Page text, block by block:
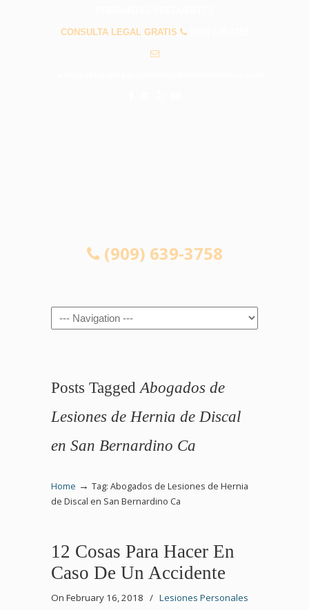
CONSULTA LEGAL GRATIS
(909) 639-3758
Navigation
Posts Tagged Abogados de
Lesiones de Hernia de Discal
en San Bernardino Ca
Home → Tag: Abogados de Lesiones de Hernia
de Discal en San Bernardino Ca
12 Cosas Para Hacer En
Caso De Un Accidente
On February 16, 2018 / Lesiones Personales